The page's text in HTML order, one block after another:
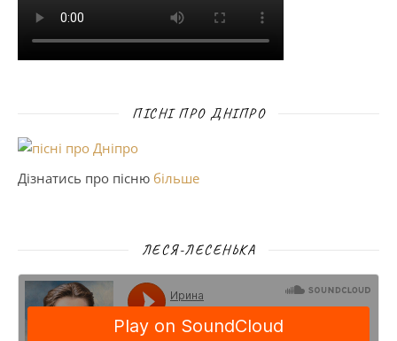
ПІСНІ ПРО ДНІПРО
Дізнатись про пісню більше
ЛЕСЯ-ЛЕСЕНЬКА